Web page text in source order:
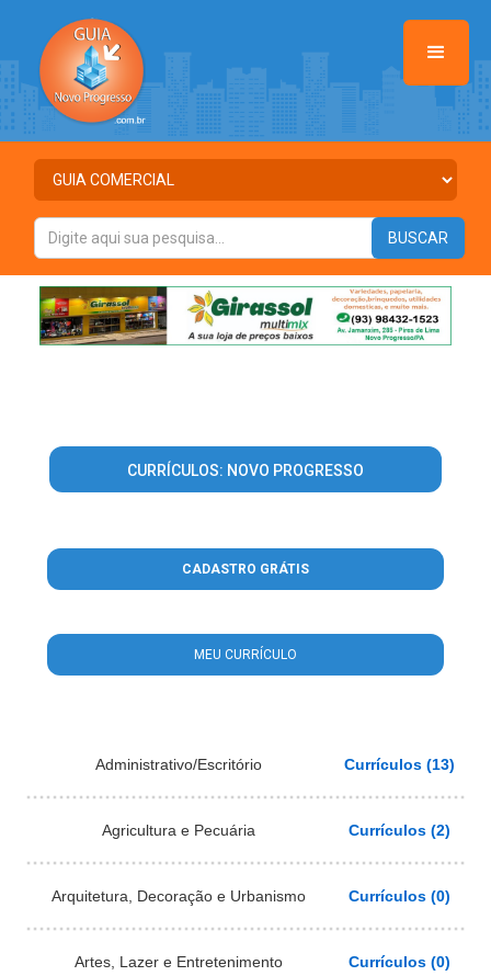
CURRÍCULOS: NOVO PROGRESSO
CADASTRO GRÁTIS
MEU CURRÍCULO
Administrativo/Escritório Currículos (13)
Agricultura e Pecuária Currículos (2)
Arquitetura, Decoração e Urbanismo Currículos (0)
Artes, Lazer e Entretenimento Currículos (0)